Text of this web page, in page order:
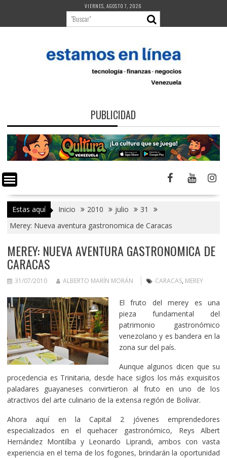
contenido
VIERNES, AGOSTO 7, 2026
PUBLICIDAD
Estas aquí Inicio 2010 julio
31
Merey: Nueva aventura gastronomica de Caracas
MEREY: NUEVA AVENTURA GASTRONOMICA DE
CARACAS
31/07/2010 ALBERTO MARÍN MORÁN CARACAS, MEREY
El fruto del merey es una
pieza fundamental del
patrimonio gastronómico
venezolano y es bandera en la
zona sur del país.
Aunque algunos dicen que su
procedencia es Trinitaria, desde hace siglos los más exquisitos
paladares guayaneses convirtieron al fruto en uno de los
atractivos del arte culinario de la extensa región de Bolívar.
Ahora aquí en la Capital 2 jóvenes emprendedores
especializados en el quehacer gastronómico, Reys Albert
Hernández Montilba y Leonardo Liprandi, ambos con vasta
experiencia en el tema de los fogones, brindarán la oportunidad